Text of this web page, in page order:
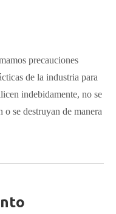
precauciones
de la industria para
indebidamente, no se
o se destruyan de manera